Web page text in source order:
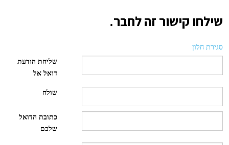
שילחו קישור זה לחבר.
סגירת חלון
שליחת הודעת
דואל אל
שולח
כתובת הדואל
שלכם